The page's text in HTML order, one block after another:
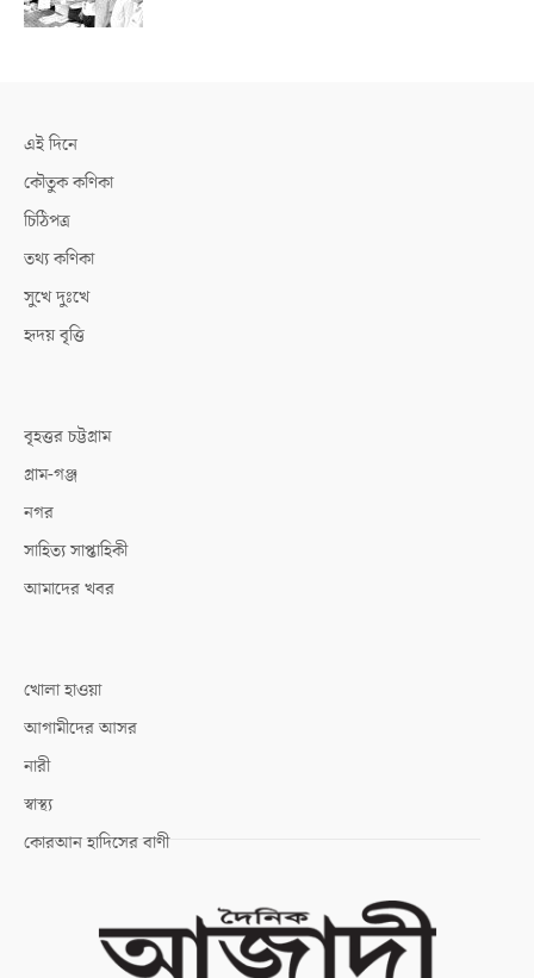
এই দিনে
কৌতুক কণিকা
চিঠিপত্র
তথ্য কণিকা
সুখে দুঃখে
হৃদয় বৃত্তি
বৃহত্তর চট্টগ্রাম
গ্রাম-গঞ্জ
নগর
সাহিত্য সাপ্তাহিকী
আমাদের খবর
খোলা হাওয়া
আগামীদের আসর
নারী
স্বাস্থ্য
কোরআন হাদিসের বাণী